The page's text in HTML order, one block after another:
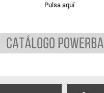
Pulsa aquí